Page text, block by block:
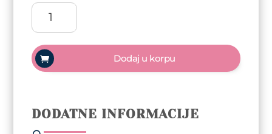
Arty
Nails
trajni
lak
5ml
Violet
količina
Dodaj u korpu
DODATNE INFORMACIJE